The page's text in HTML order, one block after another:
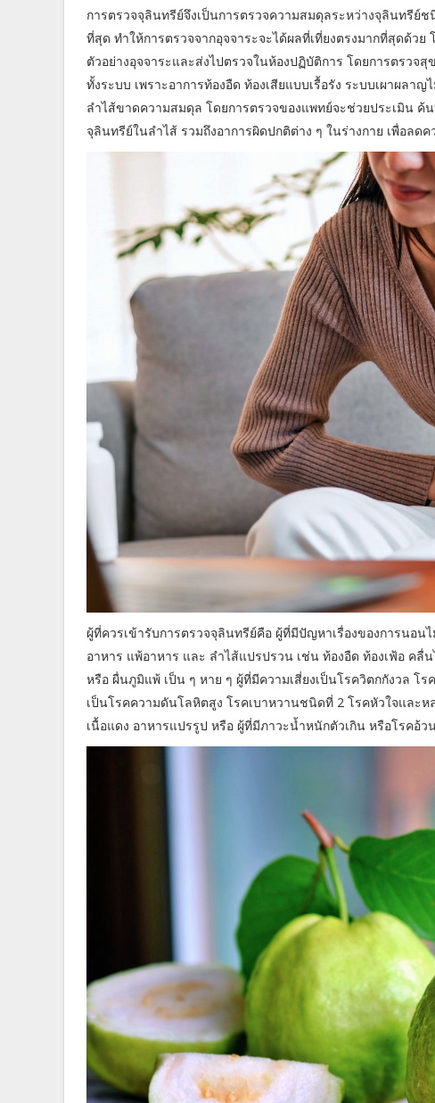
การตรวจจุลินทรีย์จึงเป็นการตรวจความสมดุลระหว่างจุลินทรีย์
ที่สุด ทำให้การตรวจจากอุจจาระจะได้ผลที่เที่ยงตรงมากที่สุดด้ว
ตัวอย่างอุจจาระและส่งไปตรวจในห้องปฏิบัติการ โดยการตรวจ
ทั้งระบบ เพราะอาการท้องอืด ท้องเสียแบบเรื้อรัง ระบบเผาผลา
ลำไส้ขาดความสมดุล โดยการตรวจของแพทย์จะช่วยประเมิน ค้
จุลินทรีย์ในลำไส้ รวมถึงอาการผิดปกติต่าง ๆ ในร่างกาย เพื่อลด
ผู้ที่ควรเข้ารับการตรวจจุลินทรีย์คือ ผู้ที่มีปัญหาเรื่องของการนอ
อาหาร แพ้อาหาร และ ลำไส้แปรปรวน เช่น ท้องอืด ท้องเฟ้อ คลื่
หรือ ผื่นภูมิแพ้ เป็น ๆ หาย ๆ ผู้ที่มีความเสี่ยงเป็นโรควิตกกังวล โ
เป็นโรคความดันโลหิตสูง โรคเบาหวานชนิดที่ 2 โรคหัวใจและ
เนื้อแดง อาหารแปรรูป หรือ ผู้ที่มีภาวะน้ำหนักตัวเกิน หรือโรคอ้ว